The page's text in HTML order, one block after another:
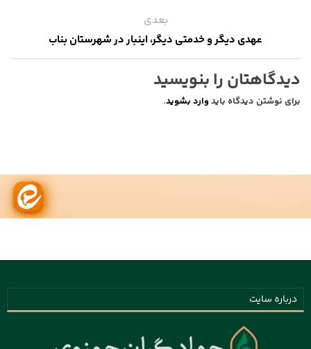
بعدی
عهدی دیگر و خدمتی دیگر، اینبار در شهرستان بناب
دیدگاهتان را بنویسید
برای نوشتن دیدگاه باید وارد بشوید.
درباره سایت